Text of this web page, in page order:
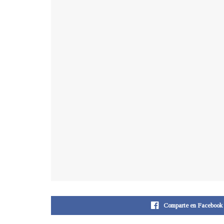
Comparte en Facebook